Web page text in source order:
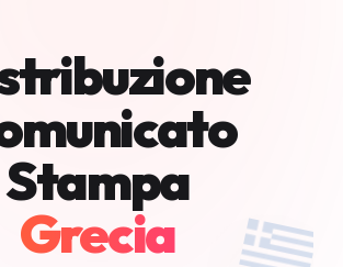
Stampa
Grecia